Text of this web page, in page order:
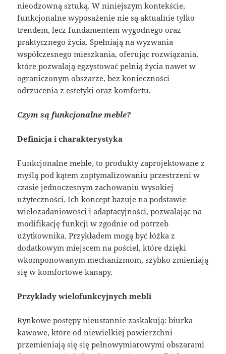
nieodzowną sztuką. W niniejszym kontekście,
funkcjonalne wyposażenie nie są aktualnie tylko
trendem, lecz fundamentem wygodnego oraz
praktycznego życia. Spełniają na wyzwania
współczesnego mieszkania, oferując rozwiązania,
które pozwalają egzystować pełnią życia nawet w
ograniczonym obszarze, bez konieczności
odrzucenia z estetyki oraz komfortu.
Czym są funkcjonalne meble?
Definicja i charakterystyka
Funkcjonalne meble, to produkty zaprojektowane z
myślą pod kątem zoptymalizowaniu przestrzeni w
czasie jednoczesnym zachowaniu wysokiej
użyteczności. Ich koncept bazuje na podstawie
wielozadaniowości i adaptacyjności, pozwalając na
modifikację funkcji w zgodnie od potrzeb
użytkownika. Przykładem mogą być łóżka z
dodatkowym miejscem na pościel, które dzięki
wkomponowanym mechanizmom, szybko zmieniają
się w komfortowe kanapy.
Przykłady wielofunkcyjnych mebli
Rynkowe postępy nieustannie zaskakują: biurka
kawowe, które od niewielkiej powierzchni
przemieniają się się pełnowymiarowymi obszarami